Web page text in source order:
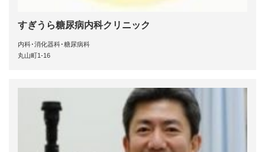
すぎうら糖尿病内科クリニック
内科･消化器科･糖尿病科
丸山町1-16